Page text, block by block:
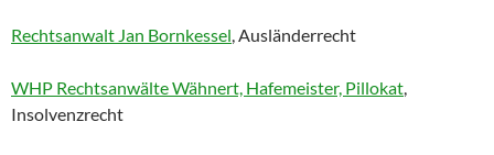
Rechtsanwalt Jan Bornkessel, Ausländerrecht
WHP Rechtsanwälte Wähnert, Hafemeister, Pillokat,
Insolvenzrecht